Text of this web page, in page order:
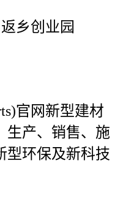
乡创业园
官网新型建材
生产、销售、施
型环保及新科技